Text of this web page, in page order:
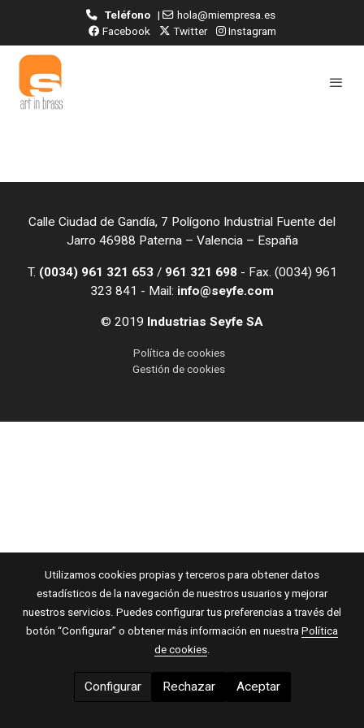
Teléfono|
hola@miempresa.es
Facebook
Twitter Instagram
Calle Ciudad de Gandía, 7 Polígono Industrial Fuente del
Jarro 46988 Paterna – Valencia – España
T. (0034) 961 321 653 / 961 321 698- Fax. (0034) 961
323 841 - Mail: info@seyfe.com
© 2019 Industrias Seyfe SA
Política de cookies
Gestión de cookies
Utilizamos cookies propias y terceros para obtener datos
estadísticos de la navegación de nuestros usuarios y mejorar
nuestros servicios. Puedes configurar tus preferencias a través del
botón “Configurar” o obtener más información en nuestra Política
de cookies.
Configurar Rechazar Aceptar